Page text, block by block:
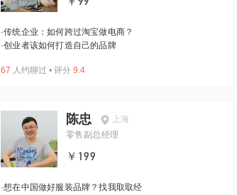
·传统企业：如何跨过淘宝做电商？
·创业者该如何打造自己的品牌
67 人约聊过 • 评分 9.4
陈忠
上海
零售副总经理
￥199
·想在中国做好服装品牌？找我取取经